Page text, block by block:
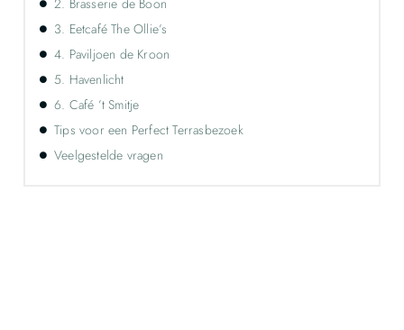
3. Eetcafé The Ollie’s
4. Paviljoen de Kroon
5. Havenlicht
6. Café ’t Smitje
Tips voor een Perfect Terrasbezoek
Veelgestelde vragen